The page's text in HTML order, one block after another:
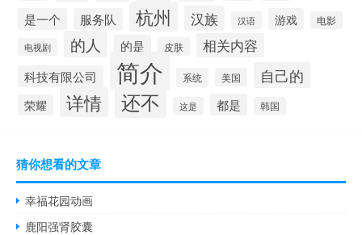
是一个 服务队 杭州 汉族 汉语 游戏 电影
电视剧 的人 的是 皮肤 相关内容
科技有限公司 简介 系统 美国 自己的
荣耀 详情 还不 这是 都是 韩国
猜你想看的文章
幸福花园动画
鹿阳强肾胶囊